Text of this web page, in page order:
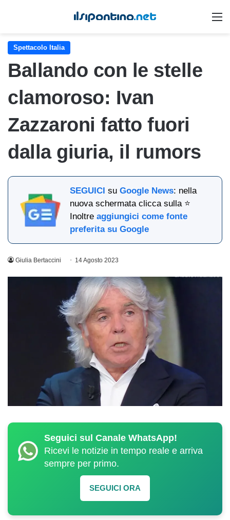
Spettacolo Italia
Ballando con le stelle
clamoroso: Ivan
Zazzaroni fatto fuori
dalla giuria, il rumors
SEGUICI suGoogle News: nella
nuova schermata clicca sulla ⭐
Inoltreaggiungici come fonte
preferita su Google
Giulia Bertaccini 14 Agosto 2023
Seguici sul Canale WhatsApp!
Ricevi le notizie in tempo reale e arriva
sempre per primo.
SEGUICI ORA